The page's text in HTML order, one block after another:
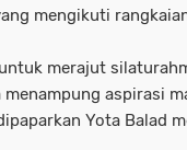
mengikuti
merajut
aspirasi
Yota Balad